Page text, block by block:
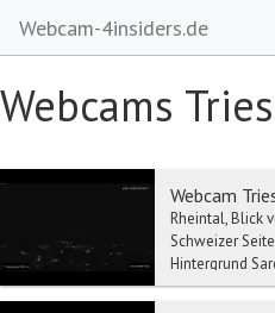
Webcam-4insiders.de
Webcams
Webcam
Rheintal, Blick
Schweizer
Hintergrund